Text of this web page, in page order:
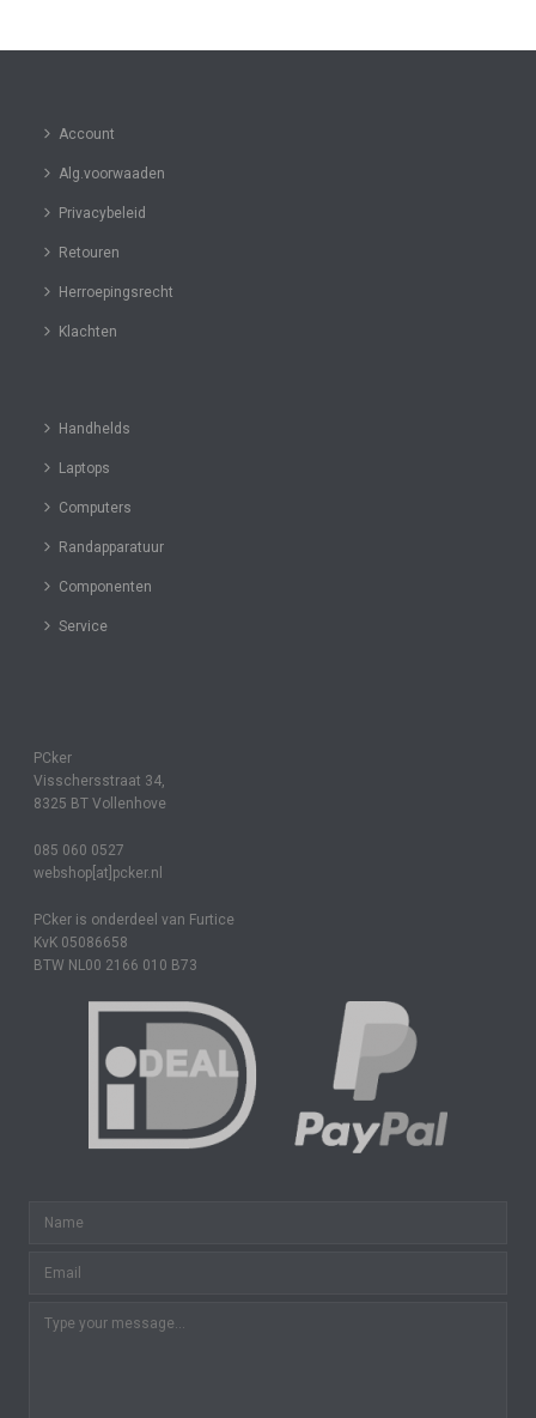
Account
Alg.voorwaaden
Privacybeleid
Retouren
Herroepingsrecht
Klachten
Handhelds
Laptops
Computers
Randapparatuur
Componenten
Service
PCker
Visschersstraat 34,
8325 BT Vollenhove
085 060 0527
webshop[at]pcker.nl
PCker is onderdeel van Furtice
KvK 05086658
BTW NL00 2166 010 B73